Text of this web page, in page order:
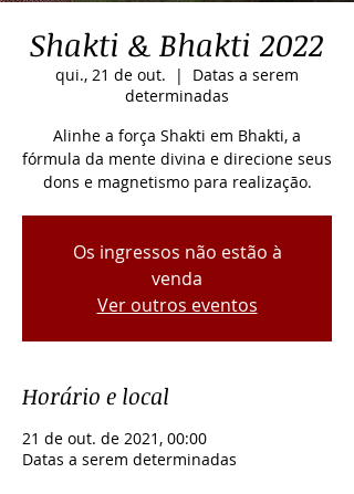
Shakti & Bhakti 2022
qui., 21 de out.
  |
Datas a serem
determinadas
Alinhe a força Shakti em Bhakti, a
fórmula da mente divina e direcione seus
dons e magnetismo para realização.
Os ingressos não estão à
venda
Ver outros eventos
Horário e local
21 de out. de 2021, 00:00
Datas a serem determinadas